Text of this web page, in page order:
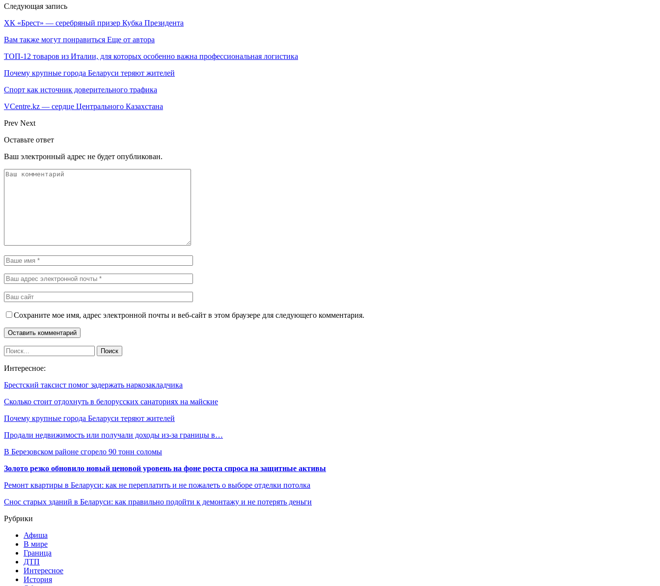
Следующая запись
ХК «Брест» — серебряный призер Кубка Президента
Вам также могут понравиться Еще от автора
ТОП-12 товаров из Италии, для которых особенно важна профессиональная логистика
Почему крупные города Беларуси теряют жителей
Спорт как источник доверительного трафика
VCentre.kz — сердце Центрального Казахстана
Prev Next
Оставьте ответ
Ваш электронный адрес не будет опубликован.
Сохраните мое имя, адрес электронной почты и веб-сайт в этом браузере для следующего комментария.
Интересное:
Брестский таксист помог задержать наркозакладчика
Сколько стоит отдохнуть в белорусских санаториях на майские
Почему крупные города Беларуси теряют жителей
Продали недвижимость или получали доходы из-за границы в…
В Березовском районе сгорело 90 тонн соломы
Золото резко обновило новый ценовой уровень на фоне роста спроса на защитные активы
Ремонт квартиры в Беларуси: как не переплатить и не пожалеть о выборе отделки потолка
Снос старых зданий в Беларуси: как правильно подойти к демонтажу и не потерять деньги
Рубрики
Афиша
В мире
Граница
ДТП
Интересное
История